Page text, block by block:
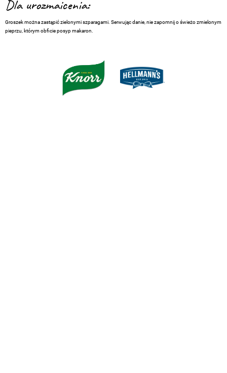
Dla urozmaicenia:
Groszek można zastąpić zielonymi szparagami. Serwując danie, nie zapomnij o świeżo zmielonym
pieprzu, którym obficie posyp makaron.